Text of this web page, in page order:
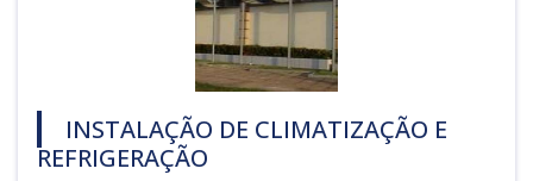
INSTALAÇÃO DE CLIMATIZAÇÃO E
REFRIGERAÇÃO